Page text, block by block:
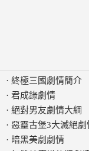
· 終極三國劇情簡介
· 君成錄劇情
· 絕對男友劇情大綱
· 惡靈古堡3大滅絕劇
· 暗黑美劇劇情